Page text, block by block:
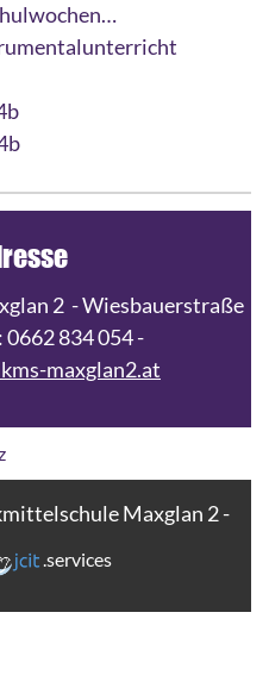
2 - Wiesbauerstraße
0662 834 054 -
maxglan2.at
Maxglan 2 -
.services